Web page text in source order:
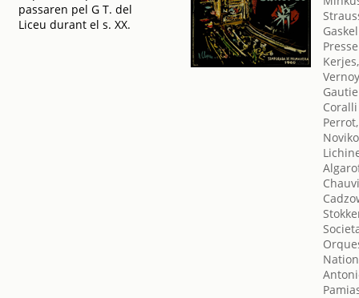
passaren pel G T. del
Liceu durant el s. XX.